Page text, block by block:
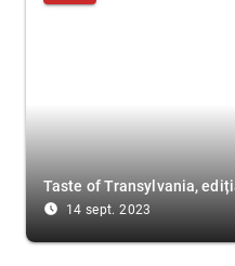
Taste of Transylvania,
access_time_filled 14 sept. 2023